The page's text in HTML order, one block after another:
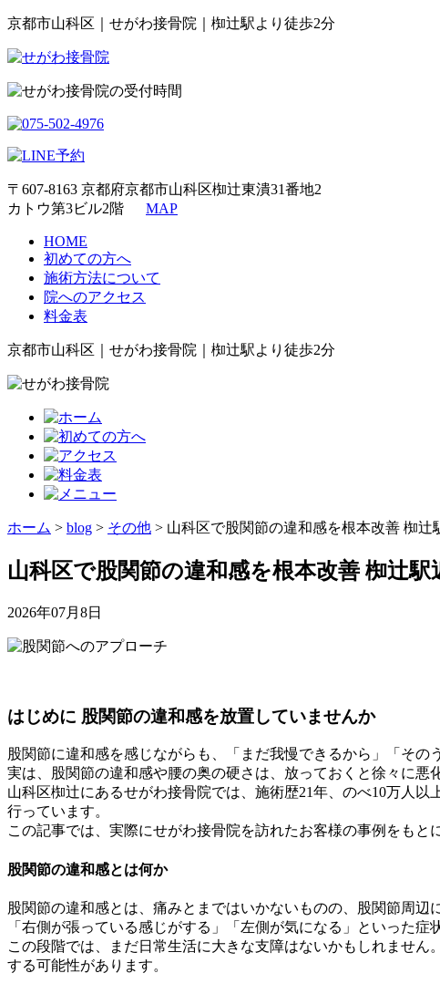
京都市山科区｜せがわ接骨院｜椥辻駅より徒歩2分
〒607-8163 京都府京都市山科区椥辻東潰31番地2
カトウ第3ビル2階 MAP
HOME
初めての方へ
施術方法について
院へのアクセス
料金表
京都市山科区｜せがわ接骨院｜椥辻駅より徒歩2分
ホーム > blog > その他 > 山科区で股関節の違和感を根本改善 椥辻
山科区で股関節の違和感を根本改善 椥辻駅
2026年07月8日
はじめに 股関節の違和感を放置していませんか
股関節に違和感を感じながらも、「まだ我慢できるから」「その
実は、股関節の違和感や腰の奥の硬さは、放っておくと徐々に悪
山科区椥辻にあるせがわ接骨院では、施術歴21年、のべ10万人
行っています。
この記事では、実際にせがわ接骨院を訪れたお客様の事例をも
股関節の違和感とは何か
股関節の違和感とは、痛みとまではいかないものの、股関節周辺
「右側が張っている感じがする」「左側が気になる」といった
この段階では、まだ日常生活に大きな支障はないかもしれませ
する可能性があります。